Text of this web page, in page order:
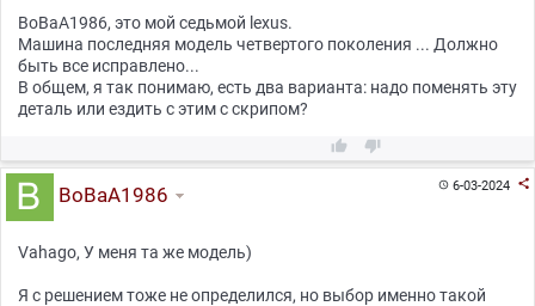
BoBaA1986, это мой седьмой lexus.
Машина последняя модель четвертого поколения ... Должно
быть все исправлено...
В общем, я так понимаю, есть два варианта: надо поменять эту
деталь или ездить с этим с скрипом?
 
6-03-2024 
BoBaA1986
Vahago, У меня та же модель)
Я с решением тоже не определился, но выбор именно такой